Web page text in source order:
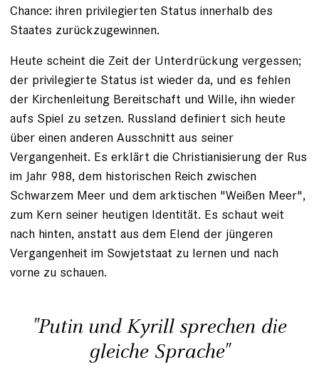
Chance: ihren privilegierten Status innerhalb des
Staates zurückzugewinnen.
Heute scheint die Zeit der Unterdrückung vergessen;
der privilegierte Status ist wieder da, und es fehlen
der Kirchenleitung Bereitschaft und Wille, ihn wieder
aufs Spiel zu setzen. Russland definiert sich heute
über einen anderen Ausschnitt aus seiner
Vergangenheit. Es erklärt die Christianisierung der Rus
im Jahr 988, dem historischen Reich zwischen
Schwarzem Meer und dem arktischen "Weißen Meer",
zum Kern seiner heutigen Identität. Es schaut weit
nach hinten, anstatt aus dem Elend der jüngeren
Vergangenheit im Sowjetstaat zu lernen und nach
vorne zu schauen.
"Putin und Kyrill sprechen die
gleiche Sprache"